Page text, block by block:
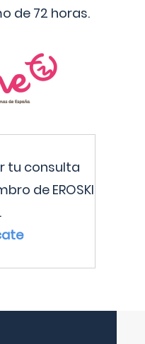
de 72 horas.
tu consulta
de EROSKI